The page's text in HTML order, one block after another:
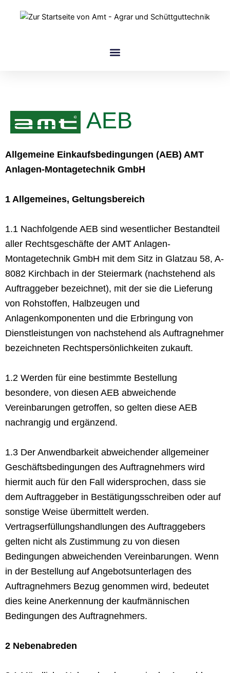
AEB
Allgemeine Einkaufsbedingungen (AEB) AMT
Anlagen-Montagetechnik GmbH
1 Allgemeines, Geltungsbereich
1.1 Nachfolgende AEB sind wesentlicher Bestandteil
aller Rechtsgeschäfte der AMT Anlagen-
Montagetechnik GmbH mit dem Sitz in Glatzau 58, A-
8082 Kirchbach in der Steiermark (nachstehend als
Auftraggeber bezeichnet), mit der sie die Lieferung
von Rohstoffen, Halbzeugen und
Anlagenkomponenten und die Erbringung von
Dienstleistungen von nachstehend als Auftragnehmer
bezeichneten Rechtspersönlichkeiten zukauft.
1.2 Werden für eine bestimmte Bestellung
besondere, von diesen AEB abweichende
Vereinbarungen getroffen, so gelten diese AEB
nachrangig und ergänzend.
1.3 Der Anwendbarkeit abweichender allgemeiner
Geschäftsbedingungen des Auftragnehmers wird
hiermit auch für den Fall widersprochen, dass sie
dem Auftraggeber in Bestätigungsschreiben oder auf
sonstige Weise übermittelt werden.
Vertragserfüllungshandlungen des Auftraggebers
gelten nicht als Zustimmung zu von diesen
Bedingungen abweichenden Vereinbarungen. Wenn
in der Bestellung auf Angebotsunterlagen des
Auftragnehmers Bezug genommen wird, bedeutet
dies keine Anerkennung der kaufmännischen
Bedingungen des Auftragnehmers.
2 Nebenabreden